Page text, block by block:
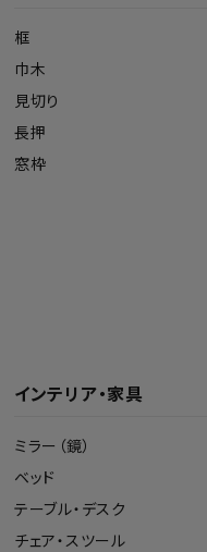
框
巾木
見切り
長押
窓枠
インテリア・家具
ミラー（鏡）
ベッド
テーブル・デスク
チェア・スツール